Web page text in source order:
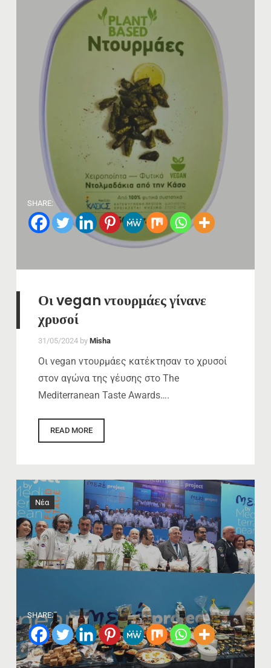
SHARE:
Οι vegan ντουρμάες γίνανε
χρυσοί
31/05/2024 by Misha
Οι vegan ντουρμάες κατέκτησαν το χρυσοί
στον αγώνα της γέυσης στο The
Mediterranean Taste Awards….
READ MORE
Νέα
SHARE: